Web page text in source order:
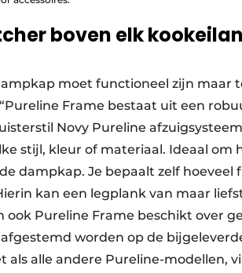
boven elk
moet functioneel zijn maar
Frame bestaat uit een
Novy Pureline
stijl, kleur of materiaal. Ideaal om
dampkap. Je bepaalt zelf hoeveel
kan een legplank van maar
ook Pureline Frame beschikt over
worden op de
als alle andere Pureline-modellen,